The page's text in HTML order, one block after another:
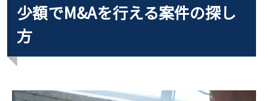
少額でM&Aを行える案件の探し
方